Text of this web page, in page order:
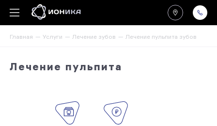
Главная Услуги Лечение зубов Лечение пульпита зубов
Лечение пульпита